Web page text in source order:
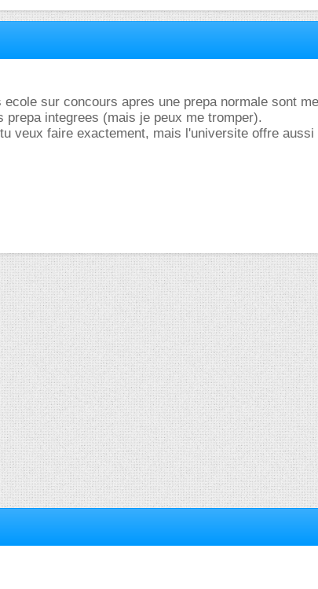
sur concours apres une prepa normale sont
prepa integrees (mais je peux me tromper).
veux faire exactement, mais l'universite offre aussi